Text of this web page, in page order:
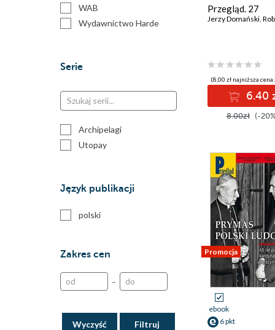
WAB
Wydawnictwo Harde
Serie
Archipelagi
Utopay
Język publikacji
polski
Zakres cen
–
Wyczyść
Przegląd. 27
Jerzy Domański,
(8,00 zł najniższa cena
6.40
8.00zł (-
Promocja
ebook
6 pkt